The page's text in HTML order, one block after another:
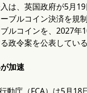
は、英国政府が5月
ブルコイン決済を規
ルコインを、2027年
政令案を公表している
加速